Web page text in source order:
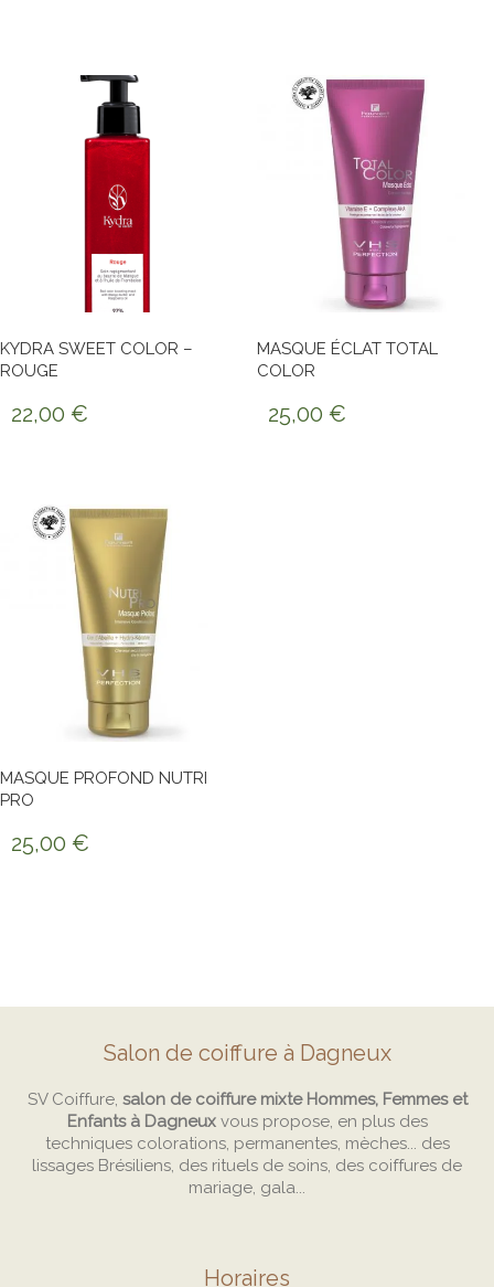
KYDRA SWEET COLOR –
ROUGE
22,00 €
MASQUE ÉCLAT TOTAL
COLOR
25,00 €
MASQUE PROFOND NUTRI
PRO
25,00 €
Salon de coiffure à Dagneux
SV Coiffure, salon de coiffure mixte Hommes, Femmes et
Enfants à Dagneuxvous propose, en plus des
techniques colorations, permanentes, mèches... des
lissages Brésiliens, des rituels de soins, des coiffures de
mariage, gala...
Horaires